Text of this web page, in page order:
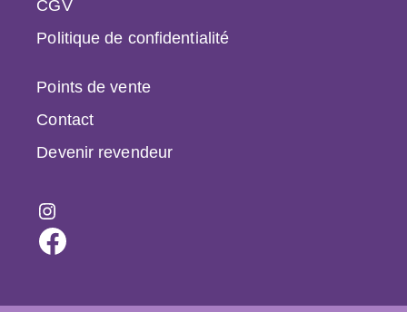
CGV
Politique de confidentialité
Points de vente
Contact
Devenir revendeur